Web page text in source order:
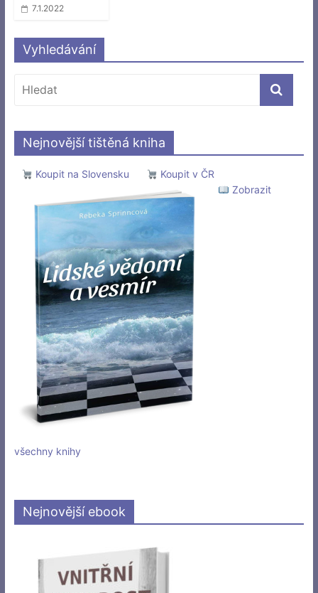
7.1.2022
Vyhledávání
Nejnovější tištěná kniha
Koupit na Slovensku
Koupit v ČR
Zobrazit
všechny knihy
Nejnovější ebook